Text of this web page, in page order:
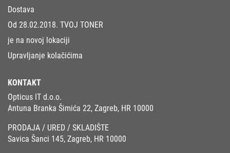
Dostava
Od 28.02.2018. TVOJ TONER
je na novoj lokaciji
Upravljanje kolačićima
KONTAKT
Opticus IT d.o.o.
Antuna Branka Šimića 22, Zagreb, HR 10000
PRODAJA / URED / SKLADIŠTE
Savica Šanci 145, Zagreb, HR 10000